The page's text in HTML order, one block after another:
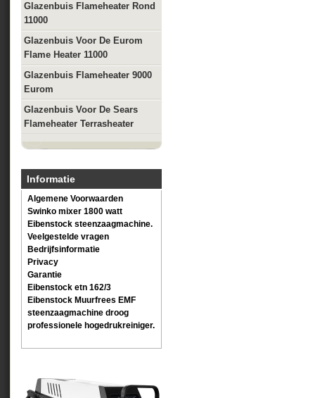
Glazenbuis Flameheater Rond
11000
Glazenbuis Voor De Eurom
Flame Heater 11000
Glazenbuis Flameheater 9000
Eurom
Glazenbuis Voor De Sears
Flameheater Terrasheater
Informatie
Algemene Voorwaarden
Swinko mixer 1800 watt
Eibenstock steenzaagmachine.
Veelgestelde vragen
Bedrijfsinformatie
Privacy
Garantie
Eibenstock etn 162/3
Eibenstock Muurfrees EMF
steenzaagmachine droog
professionele hogedrukreiniger.